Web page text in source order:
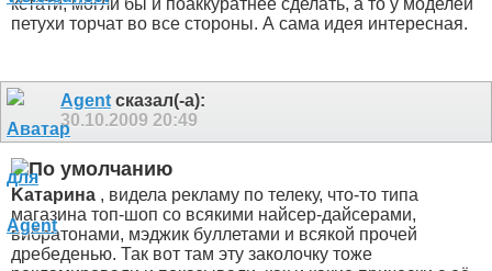
кстати, могли бы и поаккуратнее сделать, а то у моделей
петухи торчат во все стороны. А сама идея интересная.
Agent сказал(-а):
30.10.2009 20:49
Kатарина , видела рекламу по телеку, что-то типа
магазина топ-шоп со всякими найсер-дайсерами,
вибратонами, мэджик буллетами и всякой прочей
дребеденью. Так вот там эту заколочку тоже